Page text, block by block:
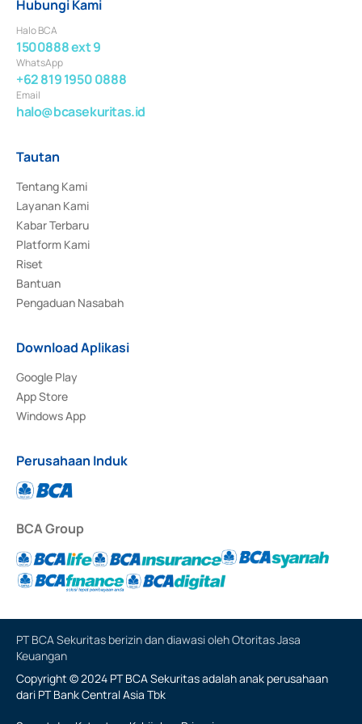
Hubungi Kami
Halo BCA
1500888 ext 9
WhatsApp
+62 819 1950 0888
Email
halo@bcasekuritas.id
Tautan
Tentang Kami
Layanan Kami
Kabar Terbaru
Platform Kami
Riset
Bantuan
Pengaduan Nasabah
Download Aplikasi
Google Play
App Store
Windows App
Perusahaan Induk
BCA Group
PT BCA Sekuritas berizin dan diawasi oleh Otoritas Jasa
Keuangan
Copyright © 2024 PT BCA Sekuritas adalah anak perusahaan
dari PT Bank Central Asia Tbk